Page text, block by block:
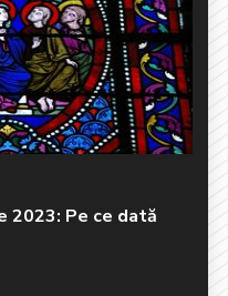
2023: Pe ce dată